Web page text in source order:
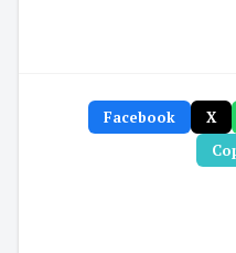
Facebook X